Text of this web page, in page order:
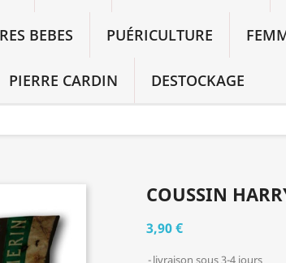
BEBES PUÉRICULTURE
PIERRE CARDIN DESTOCKAGE
COUSSIN
3,90 €
livraison sous 3-4 jours